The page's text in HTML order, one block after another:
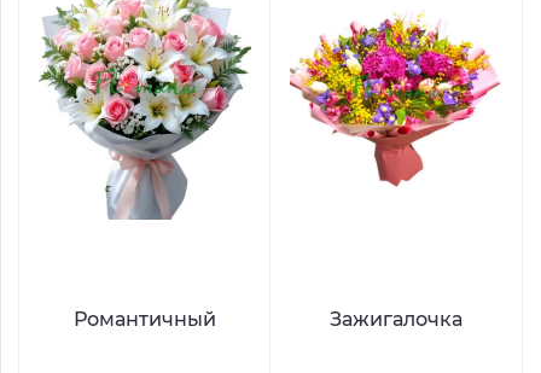
Романтичный Зажигалочка